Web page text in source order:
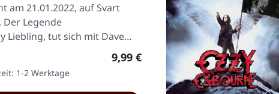
am 21.01.2022, auf Svart
Der Legende
Liebling, tut sich mit Dave
Regulärer Preis:
9,99 €
1-2 Werktage